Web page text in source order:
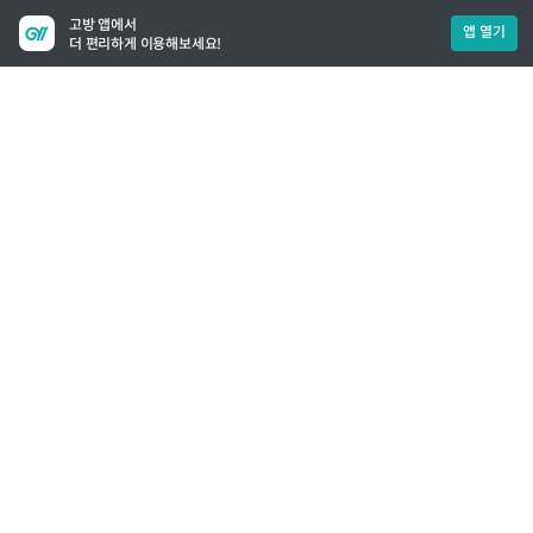
고방 앱에서
더 편리하게 이용해보세요!
앱 열기